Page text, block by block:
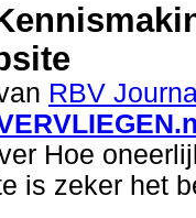
RBV
Hoe
is zeker het